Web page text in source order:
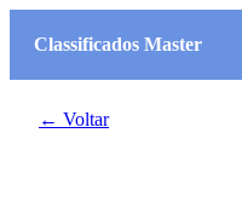
Classificados Master
← Voltar